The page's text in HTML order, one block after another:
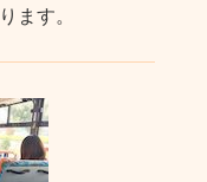
ます。